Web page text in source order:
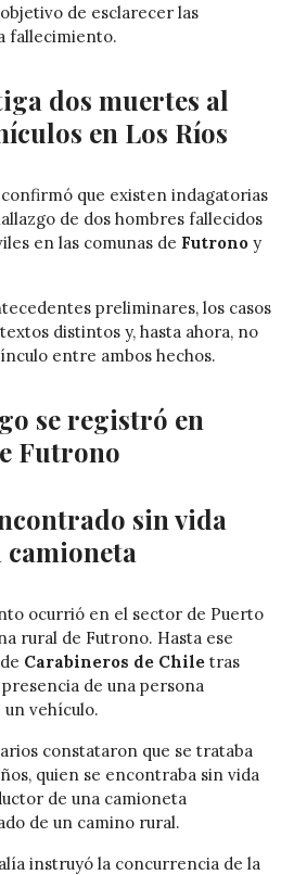
de esclarecer las
fallecimiento.
dos muertes al
en Los Ríos
confirmó que existen indagatorias
de dos hombres fallecidos
en las comunas de Futrono y
preliminares, los casos
distintos y, hasta ahora, no
entre ambos hechos.
se registró en
Futrono
sin vida
ocurrió en el sector de Puerto
rural de Futrono. Hasta ese
Carabineros de Chile tras
de una persona
vehículo.
constataron que se trataba
quien se encontraba sin vida
de una camioneta
de un camino rural.
instruyó la concurrencia de la